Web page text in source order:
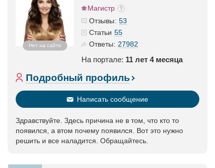
Нет на сайте
Магистр
Отзывы: 53
Статьи 55
Ответы: 27982
На портале: 11 лет 4 месяца
Подробный профиль
Написать сообщение
Здравствуйте. Здесь причина не в том, что кто то
появился, а втом почему появился. Вот это нужно
решить и все наладится. Обращайтесь.